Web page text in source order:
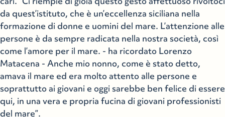
da quest’istituto, che è un’eccellenza siciliana nella
formazione di donne e uomini del mare. L’attenzione alle
persone è da sempre radicata nella nostra società, così
come l’amore per il mare. - ha ricordato Lorenzo
Matacena - Anche mio nonno, come è stato detto,
amava il mare ed era molto attento alle persone e
soprattutto ai giovani e oggi sarebbe ben felice di essere
qui, in una vera e propria fucina di giovani professionisti
del mare”.